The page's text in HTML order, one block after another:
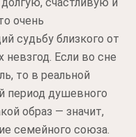
очень
судьбу близкого от
невзгод. Если во сне
то в реальной
период душевного
образ — значит,
семейного союза.